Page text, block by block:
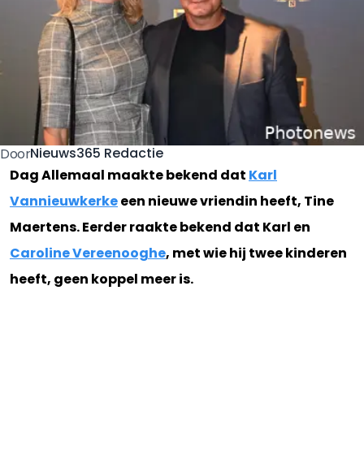
DoorNieuws365 Redactie
Dag Allemaal maakte bekend dat Karl
Vannieuwkerkeeen nieuwe vriendin heeft, Tine
Maertens. Eerder raakte bekend dat Karl en
Caroline Vereenooghe, met wie hij twee kinderen
heeft, geen koppel meer is.